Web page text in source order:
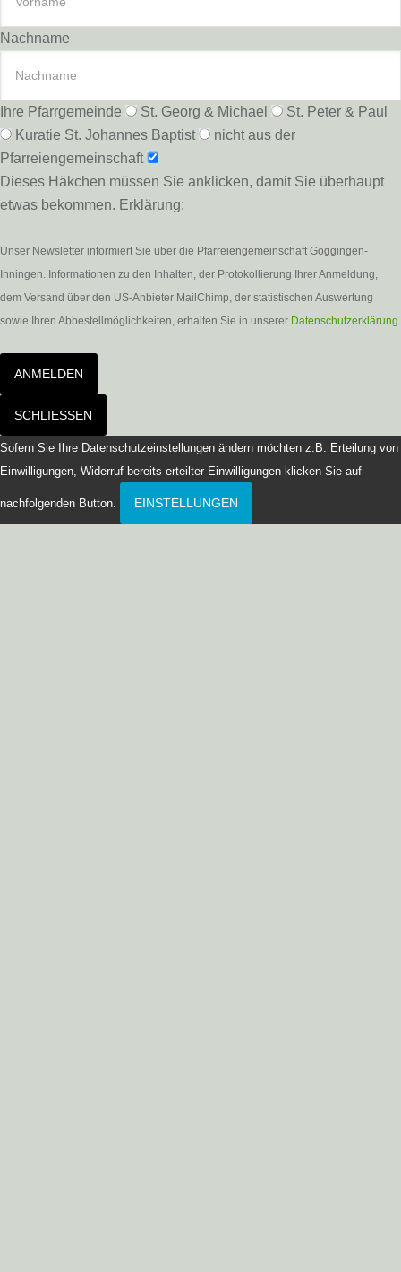
Nachname
Ihre Pfarrgemeinde St. Georg & Michael
St. Peter & Paul
Kuratie St. Johannes Baptist
nicht aus der
Pfarreiengemeinschaft
Dieses Häkchen müssen Sie anklicken, damit Sie überhaupt
etwas bekommen. Erklärung:
Unser Newsletter informiert Sie über die Pfarreiengemeinschaft Göggingen-
Inningen. Informationen zu den Inhalten, der Protokollierung Ihrer Anmeldung,
dem Versand über den US-Anbieter MailChimp, der statistischen Auswertung
sowie Ihren Abbestellmöglichkeiten, erhalten Sie in unserer Datenschutzerklärung.
ANMELDEN
SCHLIESSEN
Sofern Sie Ihre Datenschutzeinstellungen ändern möchten z.B. Erteilung von
Einwilligungen, Widerruf bereits erteilter Einwilligungen klicken Sie auf
nachfolgenden Button. EINSTELLUNGEN